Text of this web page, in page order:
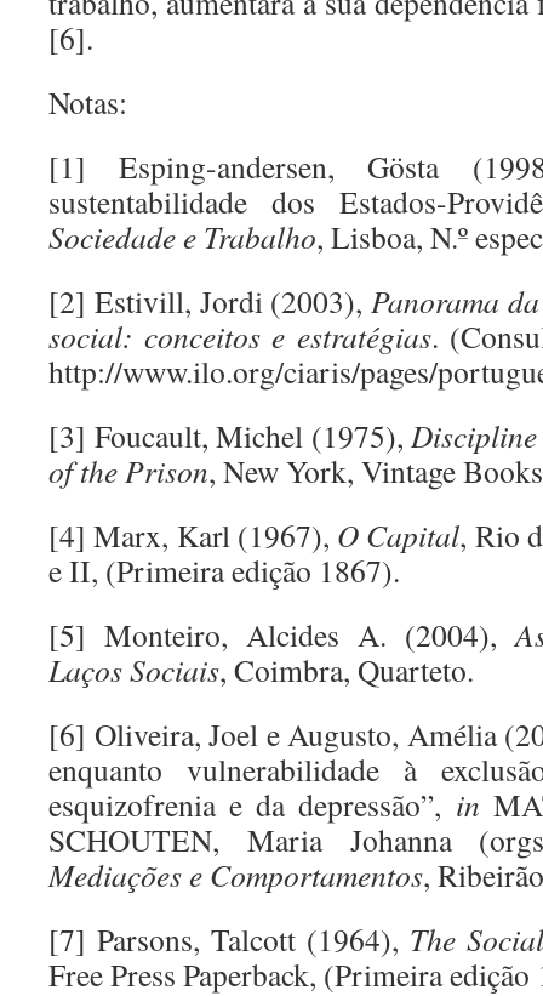
[6].
Notas:
[1] Esping-andersen, Gösta
sustentabilidade dos Estados-
Sociedade e Trabalho, Lisboa, N.º
[2] Estivill, Jordi (2003),Panorama
social: conceitos e estratégias.
http://www.ilo.org/ciaris/pages/
[3] Foucault, Michel (1975),
of the Prison, New York, Vintage
[4] Marx, Karl (1967), O Capital, Rio
e II, (Primeira edição 1867).
[5] Monteiro, Alcides A. (2004),
Laços Sociais, Coimbra, Quarteto.
[6] Oliveira, Joel e Augusto, Amélia
enquanto vulnerabilidade à
esquizofrenia e da depressão”, in
SCHOUTEN, Maria Johanna
Mediações e Comportamentos,
[7] Parsons, Talcott (1964), The
Free Press Paperback, (Primeira edição